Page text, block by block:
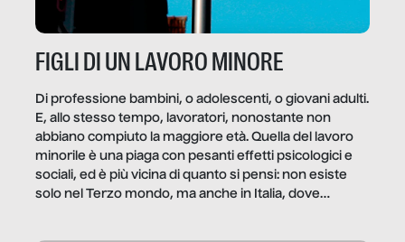
FIGLI DI UN LAVORO MINORE
Di professione bambini, o adolescenti, o giovani adulti.
E, allo stesso tempo, lavoratori, nonostante non
abbiano compiuto la maggiore età. Quella del lavoro
minorile è una piaga con pesanti effetti psicologici e
sociali, ed è più vicina di quanto si pensi: non esiste
solo nel Terzo mondo, ma anche in Italia, dove